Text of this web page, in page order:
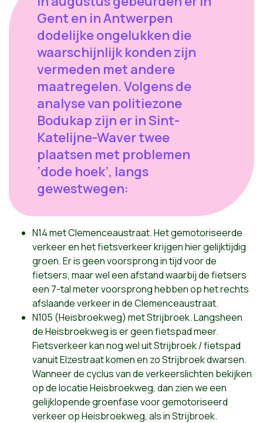
Gent en in Antwerpen
dodelijke ongelukken die
waarschijnlijk konden zijn
vermeden met andere
maatregelen. Volgens de
analyse van politiezone
Bodukap zijn er in Sint-
Katelijne-Waver twee
plaatsen met problemen
‘dode hoek’, langs
gewestwegen:
N14 met Clemenceaustraat. Het gemotoriseerde
verkeer en het fietsverkeer krijgen hier gelijktijdig
groen. Er is geen voorsprong in tijd voor de
fietsers, maar wel een afstand waarbij de fietsers
een 7-tal meter voorsprong hebben op het rechts
afslaande verkeer in de Clemenceaustraat.
N105 (Heisbroekweg) met Strijbroek. Langsheen
de Heisbroekweg is er geen fietspad meer.
Fietsverkeer kan nog wel uit Strijbroek / fietspad
vanuit Elzestraat komen en zo Strijbroek dwarsen.
Wanneer de cyclus van de verkeerslichten bekijken
op de locatie Heisbroekweg, dan zien we een
gelijklopende groenfase voor gemotoriseerd
verkeer op Heisbroekweg, als in Strijbroek.